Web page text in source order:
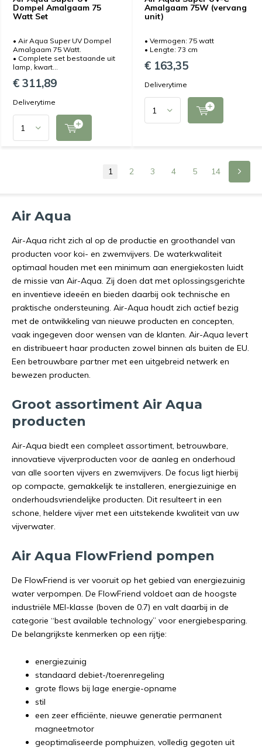
Dompel Amalgaam 75
Watt Set
• Air Aqua Super UV Dompel
Amalgaam 75 Watt.
• Complete set bestaande uit
lamp, kwart...
€ 311,89
Deliverytime
Amalgaam 75W (vervang
unit)
• Vermogen: 75 watt
• Lengte: 73 cm
€ 163,35
Deliverytime
1 2 3 4 5 14
Air Aqua
Air-Aqua richt zich al op de productie en groothandel van
producten voor koi- en zwemvijvers. De waterkwaliteit
optimaal houden met een minimum aan energiekosten luidt
de missie van Air-Aqua. Zij doen dat met oplossingsgerichte
en inventieve ideeën en bieden daarbij ook technische en
praktische ondersteuning. Air-Aqua houdt zich actief bezig
met de ontwikkeling van nieuwe producten en concepten,
vaak ingegeven door wensen van de klanten. Air-Aqua levert
en distribueert haar producten zowel binnen als buiten de EU.
Een betrouwbare partner met een uitgebreid netwerk en
bewezen producten.
Groot assortiment Air Aqua
producten
Air-Aqua biedt een compleet assortiment, betrouwbare,
innovatieve vijverproducten voor de aanleg en onderhoud
van alle soorten vijvers en zwemvijvers. De focus ligt hierbij
op compacte, gemakkelijk te installeren, energiezuinige en
onderhoudsvriendelijke producten. Dit resulteert in een
schone, heldere vijver met een uitstekende kwaliteit van uw
vijverwater.
Air Aqua FlowFriend pompen
De FlowFriend is ver vooruit op het gebied van energiezuinig
water verpompen. De FlowFriend voldoet aan de hoogste
industriële MEI-klasse (boven de 0.7) en valt daarbij in de
categorie “best available technology” voor energiebesparing.
De belangrijkste kenmerken op een rijtje:
energiezuinig
standaard debiet-/toerenregeling
grote flows bij lage energie-opname
stil
een zeer efficiënte, nieuwe generatie permanent
magneetmotor
geoptimaliseerde pomphuizen, volledig gegoten uit